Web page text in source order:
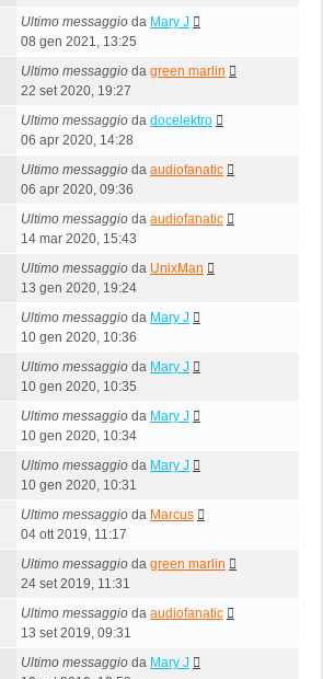
Ultimo messaggio da Mary J
08 gen 2021, 13:25
Ultimo messaggio da green marlin
22 set 2020, 19:27
Ultimo messaggio da docelektro
06 apr 2020, 14:28
Ultimo messaggio da audiofanatic
06 apr 2020, 09:36
Ultimo messaggio da audiofanatic
14 mar 2020, 15:43
Ultimo messaggio da UnixMan
13 gen 2020, 19:24
Ultimo messaggio da Mary J
10 gen 2020, 10:36
Ultimo messaggio da Mary J
10 gen 2020, 10:35
Ultimo messaggio da Mary J
10 gen 2020, 10:34
Ultimo messaggio da Mary J
10 gen 2020, 10:31
Ultimo messaggio da Marcus
04 ott 2019, 11:17
Ultimo messaggio da green marlin
24 set 2019, 11:31
Ultimo messaggio da audiofanatic
13 set 2019, 09:31
Ultimo messaggio da Mary J